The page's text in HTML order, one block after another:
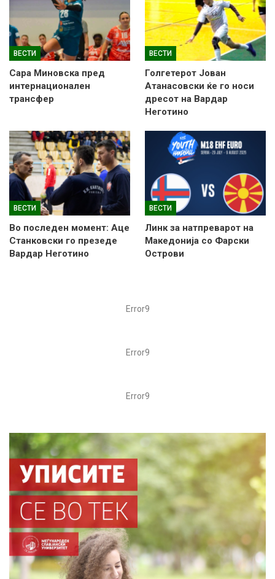
ВЕСТИ
Сара Миновска пред
интернационален
трансфер
ВЕСТИ
Голгетерот Јован
Атанасовски ќе го носи
дресот на Вардар
Неготино
ВЕСТИ
Во последен момент: Аце
Станковски го презеде
Вардар Неготино
ВЕСТИ
Линк за натпреварот на
Македонија со Фарски
Острови
Error9
Error9
Error9